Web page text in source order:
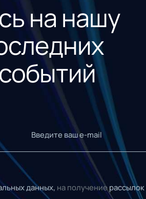
на нашу
данных, на получениерассылок